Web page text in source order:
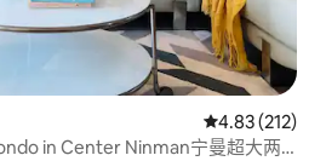
從 212 則評價
4.83 (212)
in Center Ninman宁曼超大两